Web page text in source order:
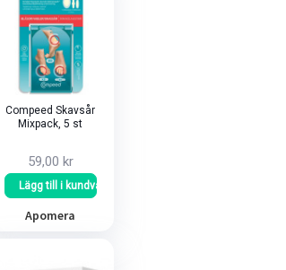
Compeed Skavsår
Mixpack, 5 st
59,00 kr
Lägg till i kundvagn
Apomera